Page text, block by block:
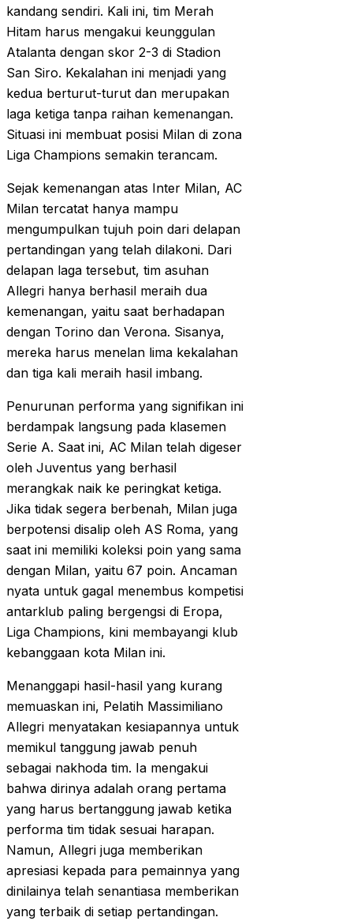
kandang sendiri. Kali ini, tim Merah
Hitam harus mengakui keunggulan
Atalanta dengan skor 2-3 di Stadion
San Siro. Kekalahan ini menjadi yang
kedua berturut-turut dan merupakan
laga ketiga tanpa raihan kemenangan.
Situasi ini membuat posisi Milan di zona
Liga Champions semakin terancam.
Sejak kemenangan atas Inter Milan, AC
Milan tercatat hanya mampu
mengumpulkan tujuh poin dari delapan
pertandingan yang telah dilakoni. Dari
delapan laga tersebut, tim asuhan
Allegri hanya berhasil meraih dua
kemenangan, yaitu saat berhadapan
dengan Torino dan Verona. Sisanya,
mereka harus menelan lima kekalahan
dan tiga kali meraih hasil imbang.
Penurunan performa yang signifikan ini
berdampak langsung pada klasemen
Serie A. Saat ini, AC Milan telah digeser
oleh Juventus yang berhasil
merangkak naik ke peringkat ketiga.
Jika tidak segera berbenah, Milan juga
berpotensi disalip oleh AS Roma, yang
saat ini memiliki koleksi poin yang sama
dengan Milan, yaitu 67 poin. Ancaman
nyata untuk gagal menembus kompetisi
antarklub paling bergengsi di Eropa,
Liga Champions, kini membayangi klub
kebanggaan kota Milan ini.
Menanggapi hasil-hasil yang kurang
memuaskan ini, Pelatih Massimiliano
Allegri menyatakan kesiapannya untuk
memikul tanggung jawab penuh
sebagai nakhoda tim. Ia mengakui
bahwa dirinya adalah orang pertama
yang harus bertanggung jawab ketika
performa tim tidak sesuai harapan.
Namun, Allegri juga memberikan
apresiasi kepada para pemainnya yang
dinilainya telah senantiasa memberikan
yang terbaik di setiap pertandingan.